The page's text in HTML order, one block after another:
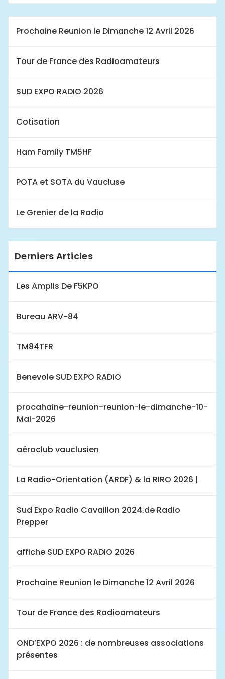
Prochaine Reunion le Dimanche 12 Avril 2026
Tour de France des Radioamateurs
SUD EXPO RADIO 2026
Cotisation
Ham Family TM5HF
POTA et SOTA du Vaucluse
Le Grenier de la Radio
Derniers Articles
Les Amplis De F5KPO
Bureau ARV-84
TM84TFR
Benevole SUD EXPO RADIO
procahaine-reunion-reunion-le-dimanche-10-
Mai-2026
aéroclub vauclusien
La Radio-Orientation (ARDF) & la RIRO 2026 |
Sud Expo Radio Cavaillon 2024.de Radio
Prepper
affiche SUD EXPO RADIO 2026
Prochaine Reunion le Dimanche 12 Avril 2026
Tour de France des Radioamateurs
OND’EXPO 2026 : de nombreuses associations
présentes